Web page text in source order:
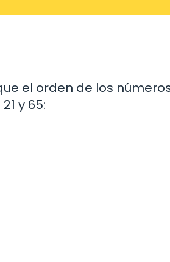
el orden de los
y 65: